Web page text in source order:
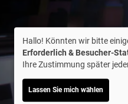
Hallo! Könnten wir bitte
Erforderlich & Besucher-
Ihre Zustimmung später
Lassen Sie mich wählen